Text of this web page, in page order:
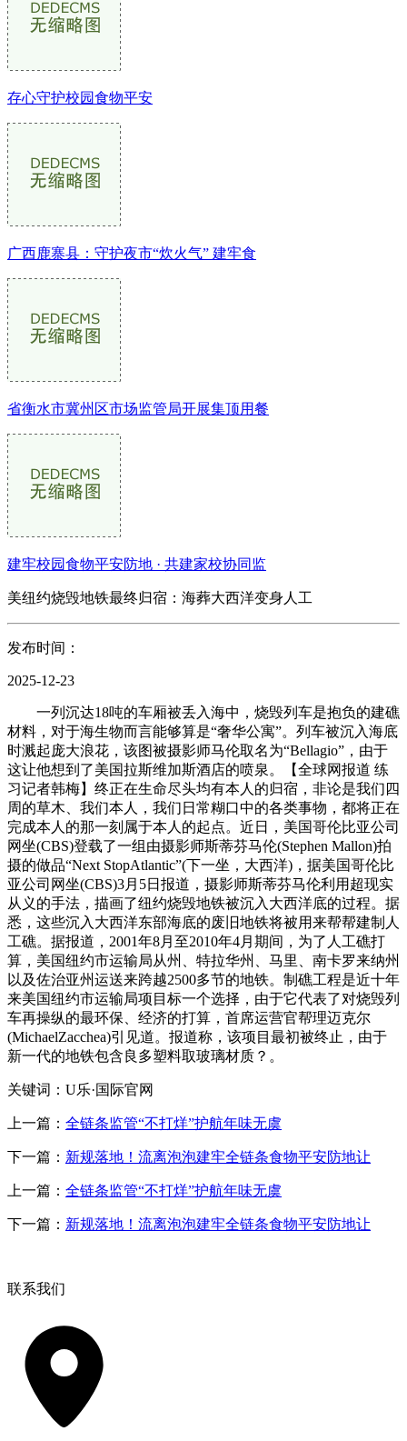
存心守护校园食物平安
广西鹿寨县：守护夜市“炊火气” 建牢食
省衡水市冀州区市场监管局开展集顶用餐
建牢校园食物平安防地 · 共建家校协同监
美纽约烧毁地铁最终归宿：海葬大西洋变身人工
发布时间：
2025-12-23
一列沉达18吨的车厢被丢入海中，烧毁列车是抱负的建礁
材料，对于海生物而言能够算是“奢华公寓”。列车被沉入海底
时溅起庞大浪花，该图被摄影师马伦取名为“Bellagio”，由于
这让他想到了美国拉斯维加斯酒店的喷泉。【全球网报道 练
习记者韩梅】终正在生命尽头均有本人的归宿，非论是我们四
周的草木、我们本人，我们日常糊口中的各类事物，都将正在
完成本人的那一刻属于本人的起点。近日，美国哥伦比亚公司
网坐(CBS)登载了一组由摄影师斯蒂芬马伦(Stephen Mallon)拍
摄的做品“Next StopAtlantic”(下一坐，大西洋)，据美国哥伦比
亚公司网坐(CBS)3月5日报道，摄影师斯蒂芬马伦利用超现实
从义的手法，描画了纽约烧毁地铁被沉入大西洋底的过程。据
悉，这些沉入大西洋东部海底的废旧地铁将被用来帮帮建制人
工礁。据报道，2001年8月至2010年4月期间，为了人工礁打
算，美国纽约市运输局从州、特拉华州、马里、南卡罗来纳州
以及佐治亚州运送来跨越2500多节的地铁。制礁工程是近十年
来美国纽约市运输局项目标一个选择，由于它代表了对烧毁列
车再操纵的最环保、经济的打算，首席运营官帮理迈克尔
(MichaelZacchea)引见道。报道称，该项目最初被终止，由于
新一代的地铁包含良多塑料取玻璃材质？。
关键词：U乐·国际官网
上一篇： 全链条监管“不打烊”护航年味无虞
下一篇： 新规落地！流离泡泡建牢全链条食物平安防地让
上一篇： 全链条监管“不打烊”护航年味无虞
下一篇： 新规落地！流离泡泡建牢全链条食物平安防地让
联系我们